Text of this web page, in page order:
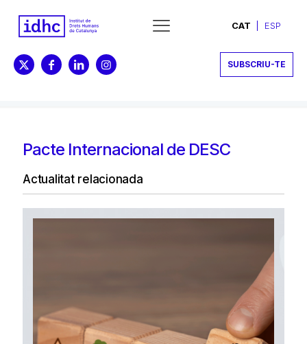
CAT ESP
SUBSCRIU-TE
Pacte Internacional de DESC
Actualitat relacionada